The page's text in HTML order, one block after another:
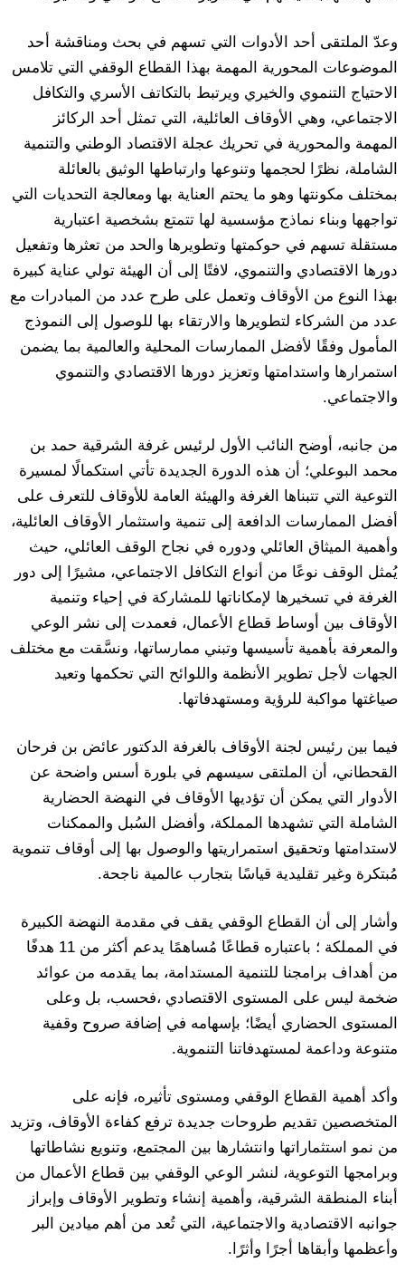
وعدّ الملتقى أحد الأدوات التي تسهم في بحث ومناقشة أحد
الموضوعات المحورية المهمة بهذا القطاع الوقفي التي تلامس
الاحتياج التنموي والخيري ويرتبط بالتكاتف الأسري والتكافل
الاجتماعي، وهي الأوقاف العائلية، التي تمثل أحد الركائز
المهمة والمحورية في تحريك عجلة الاقتصاد الوطني والتنمية
الشاملة، نظرًا لحجمها وتنوعها وارتباطها الوثيق بالعائلة
بمختلف مكونتها وهو ما يحتم العناية بها ومعالجة التحديات التي
تواجهها وبناء نماذج مؤسسية لها تتمتع بشخصية اعتبارية
مستقلة تسهم في حوكمتها وتطويرها والحد من تعثرها وتفعيل
دورها الاقتصادي والتنموي، لافتًا إلى أن الهيئة تولي عناية كبيرة
بهذا النوع من الأوقاف وتعمل على طرح عدد من المبادرات مع
عدد من الشركاء لتطويرها والارتقاء بها للوصول إلى النموذج
المأمول وفقًا لأفضل الممارسات المحلية والعالمية بما يضمن
استمرارها واستدامتها وتعزيز دورها الاقتصادي والتنموي
والاجتماعي.
من جانبه، أوضح النائب الأول لرئيس غرفة الشرقية حمد بن
محمد البوعلي؛ أن هذه الدورة الجديدة تأتي استكمالًا لمسيرة
التوعية التي تتبناها الغرفة والهيئة العامة للأوقاف للتعرف على
أفضل الممارسات الدافعة إلى تنمية واستثمار الأوقاف العائلية،
وأهمية الميثاق العائلي ودوره في نجاح الوقف العائلي، حيث
يُمثل الوقف نوعًا من أنواع التكافل الاجتماعي، مشيرًا إلى دور
الغرفة في تسخيرها لإمكاناتها للمشاركة في إحياء وتنمية
الأوقاف بين أوساط قطاع الأعمال، فعمدت إلى نشر الوعي
والمعرفة بأهمية تأسيسها وتبني ممارساتها، ونسَّقت مع مختلف
الجهات لأجل تطوير الأنظمة واللوائح التي تحكمها وتعيد
صياغتها مواكبة للرؤية ومستهدفاتها.
فيما بين رئيس لجنة الأوقاف بالغرفة الدكتور عائض بن فرحان
القحطاني، أن الملتقى سيسهم في بلورة أسس واضحة عن
الأدوار التي يمكن أن تؤديها الأوقاف في النهضة الحضارية
الشاملة التي تشهدها المملكة، وأفضل السُبل والممكنات
لاستدامتها وتحقيق استمراريتها والوصول بها إلى أوقاف تنموية
مُبتكرة وغير تقليدية قياسًا بتجارب عالمية ناجحة.
وأشار إلى أن القطاع الوقفي يقف في مقدمة النهضة الكبيرة
في المملكة ؛ باعتباره قطاعًا مُساهمًا يدعم أكثر من 11 هدفًا
من أهداف برامجنا للتنمية المستدامة، بما يقدمه من عوائد
ضخمة ليس على المستوى الاقتصادي ،فحسب، بل وعلى
المستوى الحضاري أيضًا؛ بإسهامه في إضافة صروح وقفية
متنوعة وداعمة لمستهدفاتنا التنموية.
وأكد أهمية القطاع الوقفي ومستوى تأثيره، فإنه على
المتخصصين تقديم طروحات جديدة ترفع كفاءة الأوقاف، وتزيد
من نمو استثماراتها وانتشارها بين المجتمع، وتنويع نشاطاتها
وبرامجها التوعوية، لنشر الوعي الوقفي بين قطاع الأعمال من
أبناء المنطقة الشرقية، وأهمية إنشاء وتطوير الأوقاف وإبراز
جوانبه الاقتصادية والاجتماعية، التي تُعد من أهم ميادين البر
وأعظمها وأبقاها أجرًا وأثرًا.